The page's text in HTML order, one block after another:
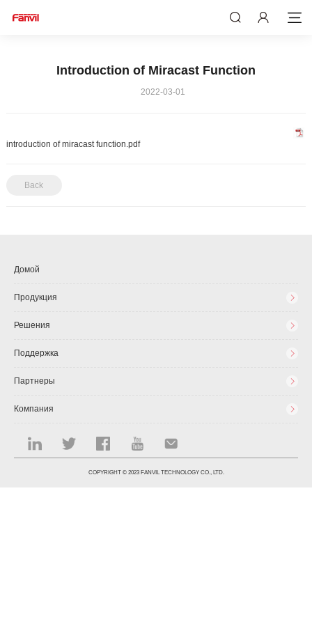
Introduction of Miracast Function
2022-03-01
introduction of miracast function.pdf
Back
Домой
Продукция
Решения
Поддержка
Партнеры
Компания
COPYRIGHT © 2023 FANVIL TECHNOLOGY CO., LTD.